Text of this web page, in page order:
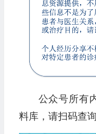
公众号所有
料库，请扫码查